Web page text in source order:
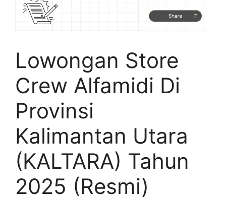
Lowongan Store
Crew Alfamidi Di
Provinsi
Kalimantan Utara
(KALTARA) Tahun
2025 (Resmi)